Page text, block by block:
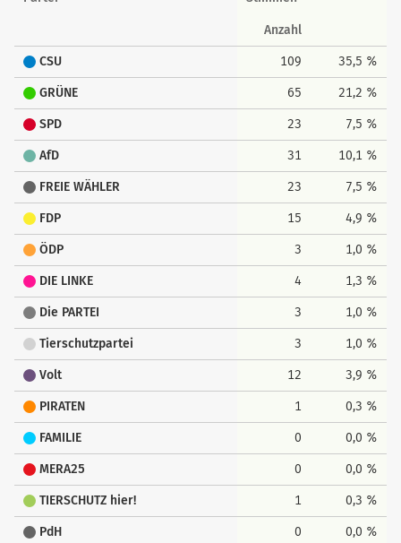
Anzahl
CSU 109 35,5 %
GRÜNE 65 21,2 %
SPD 23 7,5 %
AfD 31 10,1 %
FREIE WÄHLER 23 7,5 %
FDP 15 4,9 %
ÖDP 3 1,0 %
DIE LINKE 4 1,3 %
Die PARTEI 3 1,0 %
Tierschutzpartei 3 1,0 %
Volt 12 3,9 %
PIRATEN 1 0,3 %
FAMILIE 0 0,0 %
MERA25 0 0,0 %
TIERSCHUTZ hier! 1 0,3 %
PdH 0 0,0 %